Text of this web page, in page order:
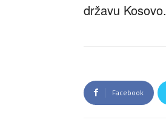
državu Kosovo.
Facebook